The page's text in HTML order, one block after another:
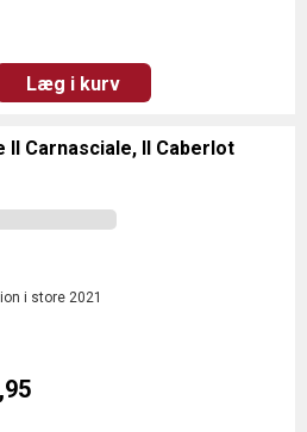
Læg i kurv
Il Carnasciale, Il Caberlot
i store 2021